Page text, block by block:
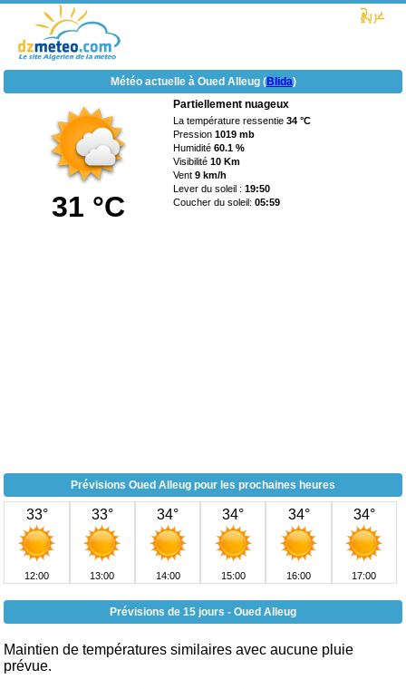
Météo actuelle à Oued Alleug (Blida)
31 °C
Partiellement nuageux
La température ressentie34 °C
Pression1019 mb
Humidité60.1 %
Visibilité10 Km
Vent9 km/h
Lever du soleil :19:50
Coucher du soleil:05:59
Prévisions Oued Alleug pour les prochaines heures
33°
12:00
33°
13:00
34°
14:00
34°
15:00
34°
16:00
34°
17:00
Prévisions de 15 jours - Oued Alleug
Maintien de températures similaires avec aucune pluie
prévue.